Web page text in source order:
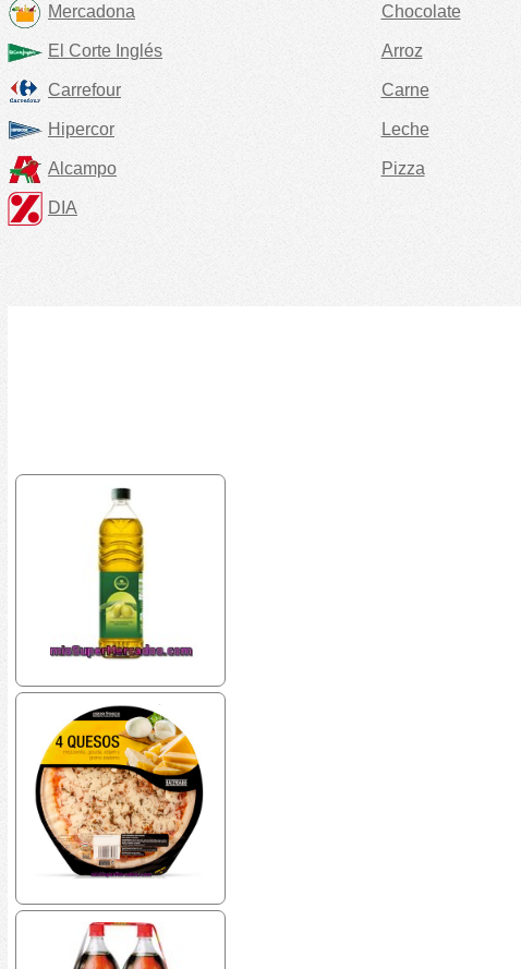
Mercadona
El Corte Inglés
Carrefour
Hipercor
Alcampo
DIA
Chocolate
Arroz
Carne
Leche
Pizza